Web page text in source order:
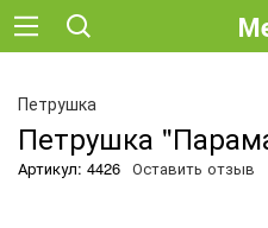
Петрушка
Петрушка
Артикул: 4426 Оставить отзыв